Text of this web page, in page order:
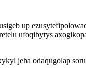
up
ufoqibytys
jeha odaqugolap